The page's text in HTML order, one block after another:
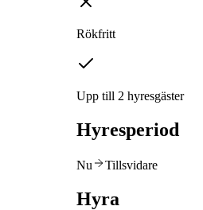
Rökfritt
Upp till 2 hyresgäster
Hyresperiod
Nu Tillsvidare
Hyra